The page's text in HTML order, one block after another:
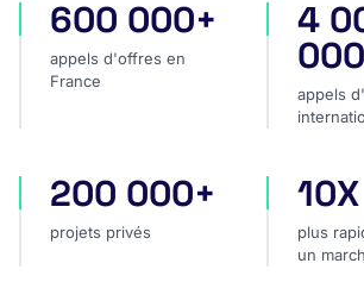
appels d'offres en France
600 000+
appels d'offres en
France
appels
4
appels
projets privés
200 000+
projets privés
plus
10X
plus
un